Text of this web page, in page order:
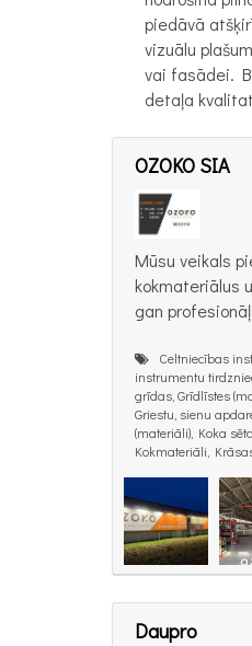
piedāvā
vizuālu
vai fasādei.
detaļa
OZOKO SIA
Mūsu veikals
kokmateriālus
gan
Celtniecības
instrumentu
grīdas, Grīdlīstes
Griestu, sienu
(materiāli), Koka
Kokmateriāli,
Daupro